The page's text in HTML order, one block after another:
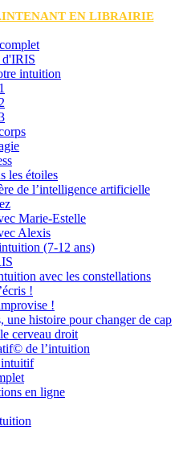
EN LIBRAIRIE
d'IRIS
intuition
les étoiles
de l’intelligence artificielle
Marie-Estelle
Alexis
(7-12 ans)
avec les constellations
!
!
une histoire pour changer de cap
cerveau droit
de l’intuition
intuitif
en ligne